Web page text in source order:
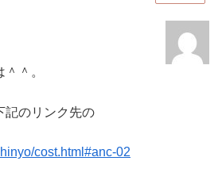
＾。
記のリンク先の
cost.html#anc-02